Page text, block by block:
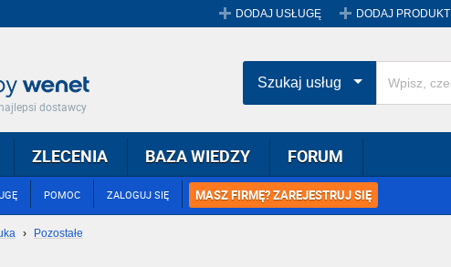
DODAJ USŁUGĘ DODAJ PRODUKT
dostawcy
POMOC ZALOGUJ SIĘ MASZ FIRMĘ? ZAREJESTRUJ SIĘ
ZLECENIA BAZA WIEDZY FORUM
Szukaj usług
› Pozostałe